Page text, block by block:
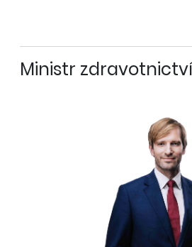
Ministr zdravotnictví